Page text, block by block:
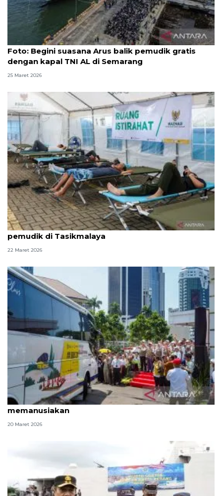
Foto
Foto: Begini suasana Arus balik pemudik gratis
dengan kapal TNI AL di Semarang
25 Maret 2026
Baznas siagakan fasilitas gratis untuk para
pemudik di Tasikmalaya
22 Maret 2026
Mudik gratis dan perjalanan pulang yang
memanusiakan
20 Maret 2026